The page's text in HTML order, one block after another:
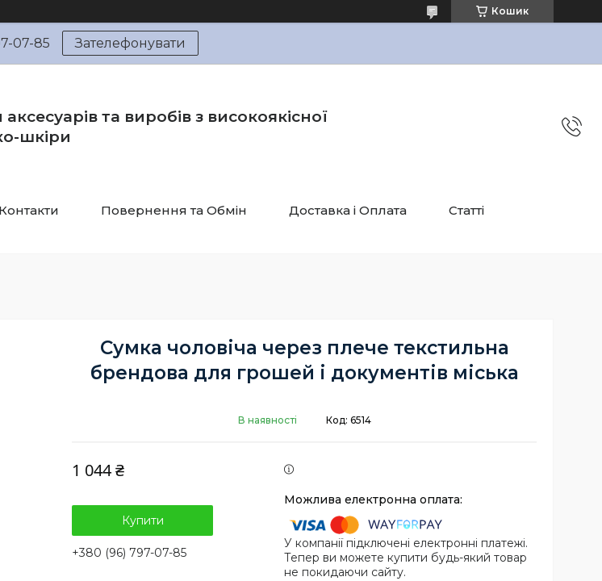
Кошик
07-85 Зателефонувати
та виробів з високоякісної
шкіри
Контакти Повернення та Обмін Доставка і Оплата Статті
Сумка чоловіча через плече текстильна
брендова для грошей і документів міська
В наявності Код: 6514
1 044 ₴
Купити
+380 (96) 797-07-85
У компанії підключені електронні платежі.
Тепер ви можете купити будь-який товар
не покидаючи сайту.